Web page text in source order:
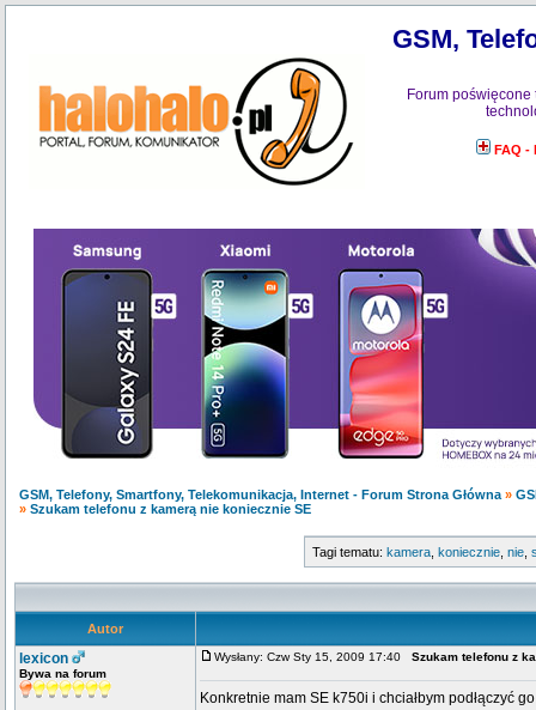
GSM,
Forum
FAQ -
GSM, Telefony, Smartfony, Telekomunikacja, Internet - Forum Strona Główna »
» Szukam telefonu z kamerą nie koniecznie SE
Tagi tematu: kamera koniecznie nie
Autor
lexicon
Bywa na forum
Wysłany: Czw Sty 15, 2009 17:40 Szukam telefonu z
Konkretnie mam SE k750i i chciałbym podłączyć